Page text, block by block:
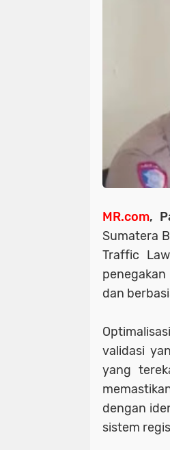
MR.com,
Sumatera
Traffic
dan
validasi
yang
dengan
sistem